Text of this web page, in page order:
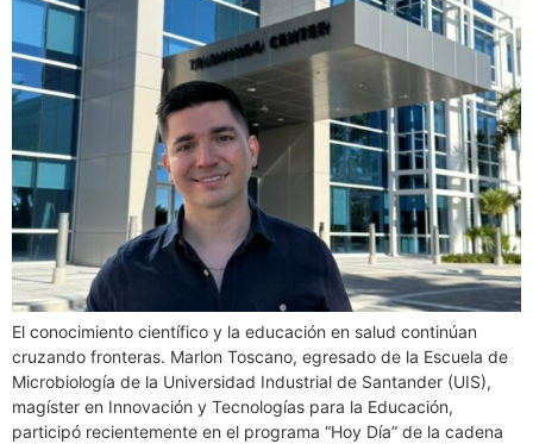
El conocimiento científico y la educación en salud continúan
cruzando fronteras. Marlon Toscano, egresado de la Escuela de
Microbiología de la Universidad Industrial de Santander (UIS),
magíster en Innovación y Tecnologías para la Educación,
participó recientemente en el programa “Hoy Día” de la cadena